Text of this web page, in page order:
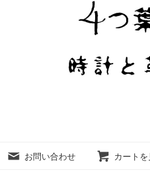
お問い合わせ カートを